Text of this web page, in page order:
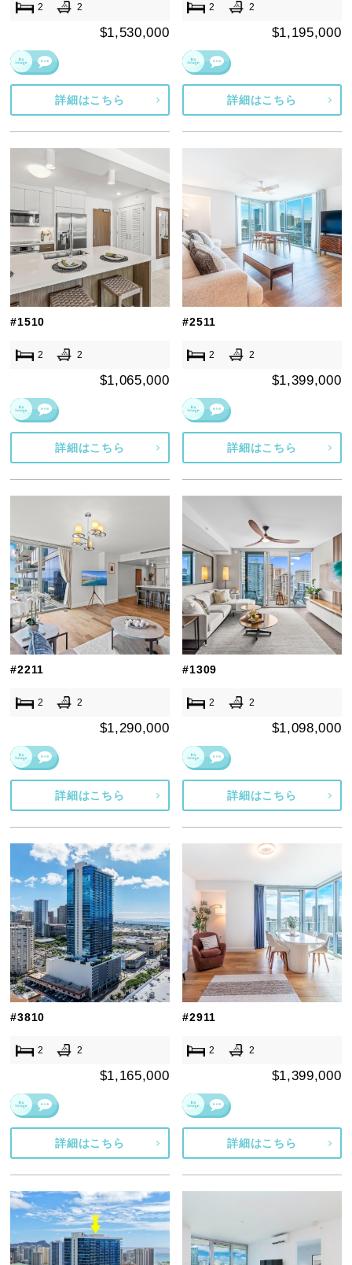
2 2
$1,530,000
詳細はこちら
2 2
$1,195,000
詳細はこちら
#1510
2 2
$1,065,000
詳細はこちら
#2511
2 2
$1,399,000
詳細はこちら
#2211
2 2
$1,290,000
詳細はこちら
#1309
2 2
$1,098,000
詳細はこちら
#3810
2 2
$1,165,000
詳細はこちら
#2911
2 2
$1,399,000
詳細はこちら